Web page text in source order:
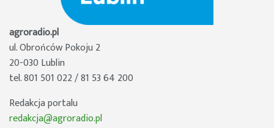
agroradio.pl
ul. Obrońców Pokoju 2
20-030 Lublin
tel. 801 501 022 / 81 53 64 200
Redakcja portalu
redakcja@agroradio.pl